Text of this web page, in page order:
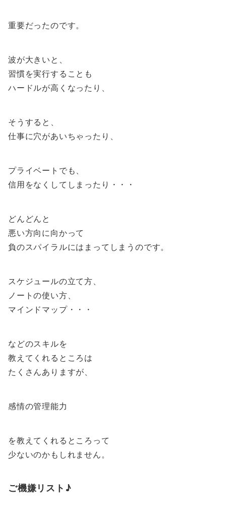
重要だったのです。
波が大きいと、
習慣を実行することも
ハードルが高くなったり、
そうすると、
仕事に穴があいちゃったり、
プライベートでも、
信用をなくしてしまったり・・・
どんどんと
悪い方向に向かって
負のスパイラルにはまってしまうのです。
スケジュールの立て方、
ノートの使い方、
マインドマップ・・・
などのスキルを
教えてくれるところは
たくさんありますが、
感情の管理能力
を教えてくれるところって
少ないのかもしれません。
ご機嫌リスト♪